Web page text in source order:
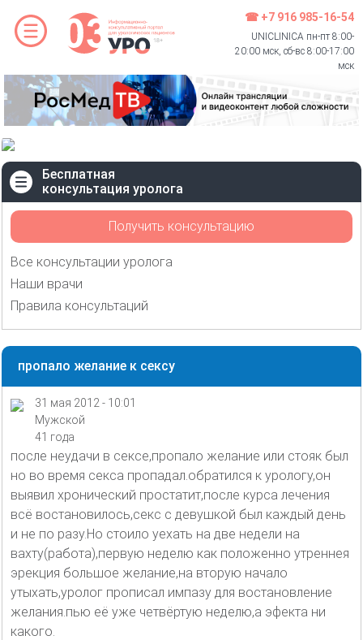
☎ +7 916 985-16-54
UNICLINICA пн-пт 8:00-
20:00 мск, сб-вс 8:00-17:00
мск
Бесплатная
консультация уролога
Получить консультацию
Все консультации уролога
Наши врачи
Правила консультаций
пропало желание к сексу
31 мая 2012 - 10:01
Мужской
41 года
после неудачи в сексе,пропало желание или стояк был
но во время секса пропадал.обратился к урологу,он
выявил хронический простатит,после курса лечения
всё востановилось,секс с девушкой был каждый день
и не по разу.Но стоило уехать на две недели на
вахту(работа),первую неделю как положенно утреннея
эрекция большое желание,на вторую начало
утыхать,уролог прописал импазу для востановление
желания.пью её уже четвёртую неделю,а эфекта ни
какого.